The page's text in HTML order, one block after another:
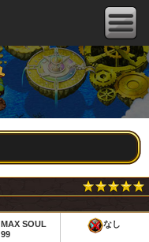
MAX SOUL
99
なし